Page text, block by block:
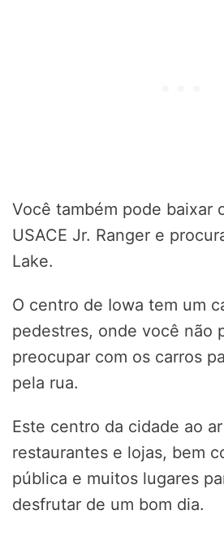
Você também pode baixar
USACE Jr. Ranger e
Lake.
O centro de Iowa tem um
pedestres, onde você não
preocupar com os carros
pela rua.
Este centro da cidade ao
restaurantes e lojas, bem
pública e muitos lugares
desfrutar de um bom dia.